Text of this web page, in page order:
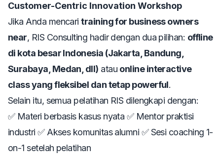
Customer-Centric Innovation Workshop
Jika Anda mencaritraining for business owners
near, RIS Consulting hadir dengan dua pilihan: offline
di kota besar Indonesia (Jakarta, Bandung,
Surabaya, Medan, dll) atau online interactive
class yang fleksibel dan tetap powerful.
Selain itu, semua pelatihan RIS dilengkapi dengan:
✅ Materi berbasis kasus nyata ✅ Mentor praktisi
industri ✅ Akses komunitas alumni ✅ Sesi coaching 1-
on-1 setelah pelatihan